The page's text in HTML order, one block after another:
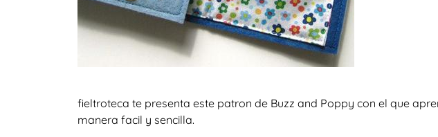
fieltroteca te presenta este patron de Buzz and Poppy con el que
manera facil y sencilla.